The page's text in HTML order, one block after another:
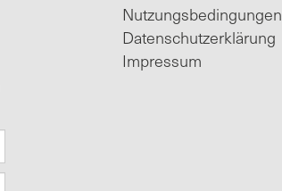
Nutzungsbedingungen
Datenschutzerklärung
Impressum